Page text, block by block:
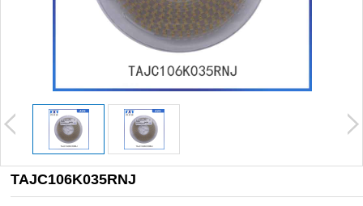
TAJC106K035RNJ